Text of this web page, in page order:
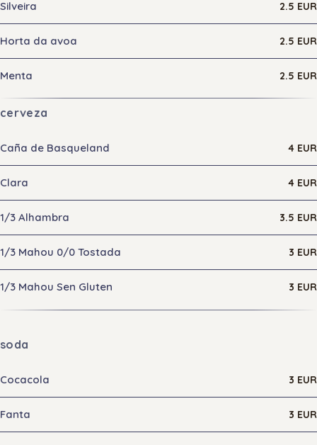
Silveira 2.5 EUR
Horta da avoa 2.5 EUR
Menta 2.5 EUR
cerveza
Caña de Basqueland 4 EUR
Clara 4 EUR
1/3 Alhambra 3.5 EUR
1/3 Mahou 0/0 Tostada 3 EUR
1/3 Mahou Sen Gluten 3 EUR
soda
Cocacola 3 EUR
Fanta 3 EUR